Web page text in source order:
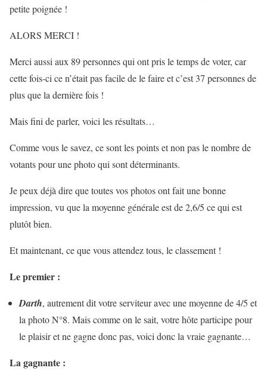
petite poignée !
ALORS MERCI !
Merci aussi aux 89 personnes qui ont pris le temps de voter, car
cette fois-ci ce n’était pas facile de le faire et c’est 37 personnes de
plus que la dernière fois !
Mais fini de parler, voici les résultats…
Comme vous le savez, ce sont les points et non pas le nombre de
votants pour une photo qui sont déterminants.
Je peux déjà dire que toutes vos photos ont fait une bonne
impression, vu que la moyenne générale est de 2,6/5 ce qui est
plutôt bien.
Et maintenant, ce que vous attendez tous, le classement !
Le premier :
Darth, autrement dit votre serviteur avec une moyenne de 4/5 et
la photo N°8. Mais comme on le sait, votre hôte participe pour
le plaisir et ne gagne donc pas, voici donc la vraie gagnante…
La gagnante :